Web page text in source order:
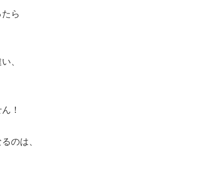
ら
、
！
のは、